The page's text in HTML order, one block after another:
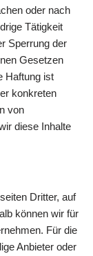
oder nach
Tätigkeit
Sperrung der
Gesetzen
Haftung ist
konkreten
von
diese Inhalte
Dritter, auf
können wir für
Für die
Anbieter oder